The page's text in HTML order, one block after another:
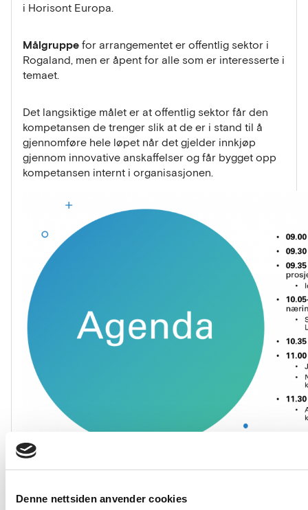
Denne nettsiden anvender cookies
i Horisont Europa.
Målgruppe for arrangementet er offentlig sektor i
Rogaland, men er åpent for alle som er interesserte i
temaet.
Det langsiktige målet er at offentlig sektor får den
kompetansen de trenger slik at de er i stand til å
gjennomføre hele løpet når det gjelder innkjøp
gjennom innovative anskaffelser og får bygget opp
kompetansen internt i organisasjonen.